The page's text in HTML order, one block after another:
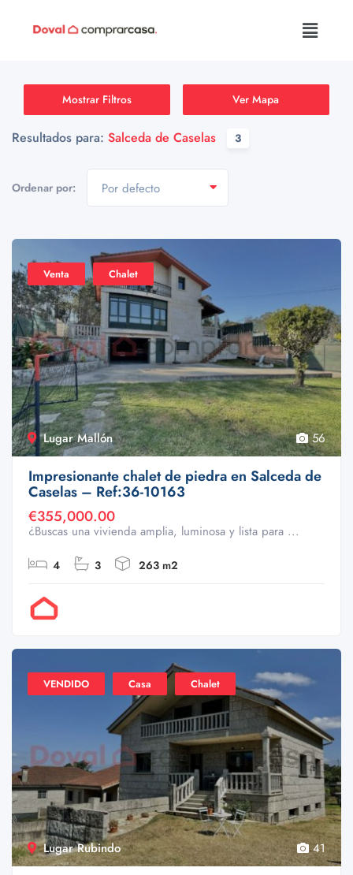
Mostrar Filtros Ver Mapa
Resultados para: Salceda de Caselas 3
Ordenar por: Por defecto
Lugar Mallón
Venta Chalet
56
Impresionante chalet de piedra en Salceda de
Caselas – Ref:36-10163
€355,000.00
¿Buscas una vivienda amplia, luminosa y lista para ...
4 3 263 m2
Lugar Rubindo
VENDIDO Casa Chalet
41